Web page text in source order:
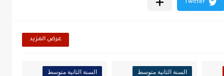
عرض المزيد
السنة الثانية متوسط السنة الثانية متوسط